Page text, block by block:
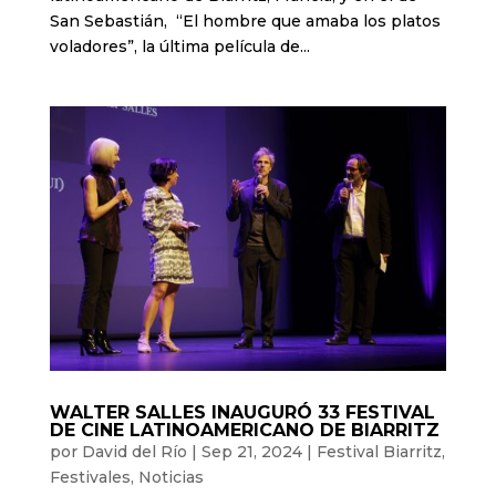
San Sebastián, “El hombre que amaba los platos
voladores”, la última película de...
WALTER SALLES INAUGURÓ 33 FESTIVAL
DE CINE LATINOAMERICANO DE BIARRITZ
por David del Río Sep 21, 2024| Festival Biarritz,
Festivales, Noticias